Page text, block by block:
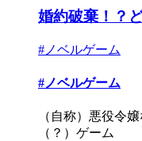
婚約破棄！？
#ノベルゲーム
#ノベルゲーム
（自称）悪役令
（？）ゲーム